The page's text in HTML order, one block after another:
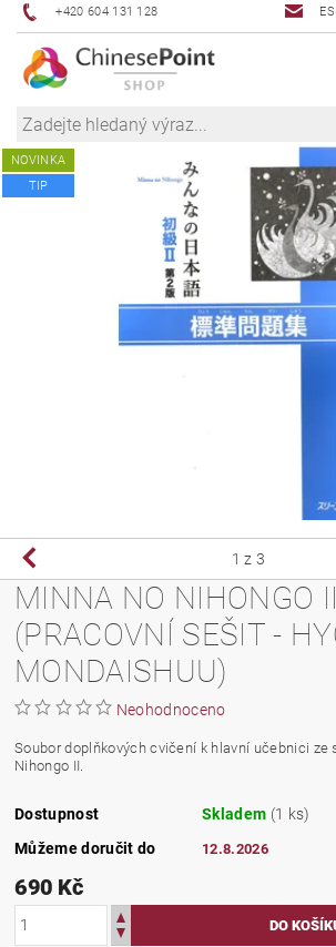
+420 604 131 128
NOVINKA
TIP
1 z 3
MINNA NO NIHONGO II
(PRACOVNÍ SEŠIT -
MONDAISHUU)
Neohodnoceno
Soubor doplňkových cvičení k hlavní učebnici ze
Nihongo II.
Dostupnost Skladem (1 ks)
Můžeme doručit do
12.8.2026
690 Kč